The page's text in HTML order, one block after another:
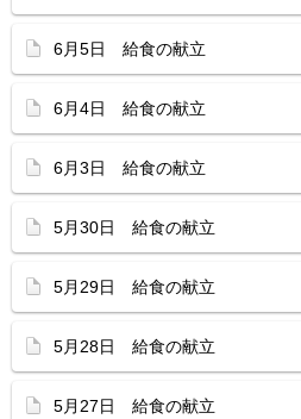
6月5日 給食の献立
6月4日 給食の献立
6月3日 給食の献立
5月30日 給食の献立
5月29日 給食の献立
5月28日 給食の献立
5月27日 給食の献立